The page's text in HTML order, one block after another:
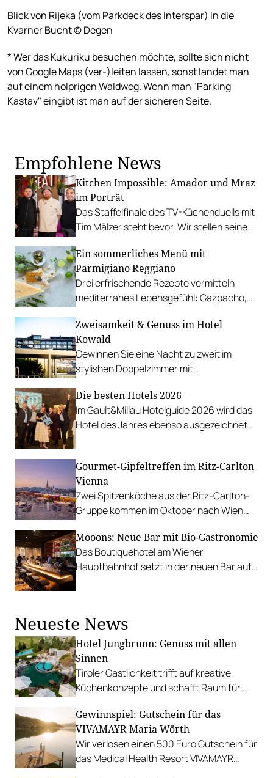
Blick von Rijeka (vom Parkdeck des Interspar) in die
Kvarner Bucht © Degen
* Wer das Kukuriku besuchen möchte, sollte sich nicht
von Google Maps (ver-)leiten lassen, sonst landet man
auf einem holprigen Waldweg. Wenn man "Parking
Kastav" eingibt ist man auf der sicheren Seite.
Empfohlene News
Kitchen Impossible: Amador und Mraz
im Porträt
Das Staffelfinale des TV-Küchenduells mit
Tim Mälzer steht bevor. Wir stellen seine
Ein sommerliches Menü mit
Parmigiano Reggiano
Drei erfrischende Rezepte vermitteln
mediterranes Lebensgefühl: Gazpacho,
Zweisamkeit & Genuss im Hotel
Kowald
Gewinnen Sie eine Nacht zu zweit im
stylishen Doppelzimmer mit
Die besten Hotels 2026
Im Gault&Millau Hotelguide 2026 wird das
Hotel des Jahres ebenso ausgezeichnet
Gourmet-Gipfeltreffen im Ritz-Carlton
Vienna
Zwei Spitzenköche aus der Ritz-Carlton-
Gruppe kommen im Oktober nach Wien
Mooons: Neue Bar mit Bio-Gastronomie
Das Boutiquehotel am Wiener
Hauptbahnhof setzt in der neuen Bar auf
Neueste News
Hotel Jungbrunn: Genuss mit allen
Sinnen
Tiroler Gastlichkeit trifft auf kreative
Küchenkonzepte und schafft Raum für
Gewinnen Sie eine Auszeit in Tannheim.
Gewinnspiel: Gutschein für das
VIVAMAYR Maria Wörth
Wir verlosen einen 500 Euro Gutschein für
das Medical Health Resort VIVAMAYR